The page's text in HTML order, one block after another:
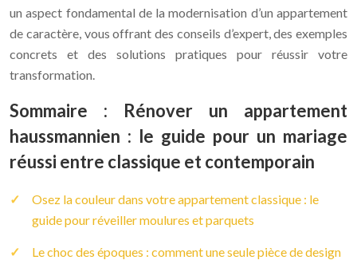
un aspect fondamental de la modernisation d’un appartement
de caractère, vous offrant des conseils d’expert, des exemples
concrets et des solutions pratiques pour réussir votre
transformation.
Sommaire : Rénover un appartement
haussmannien : le guide pour un mariage
réussi entre classique et contemporain
Osez la couleur dans votre appartement classique : le
guide pour réveiller moulures et parquets
Le choc des époques : comment une seule pièce de design